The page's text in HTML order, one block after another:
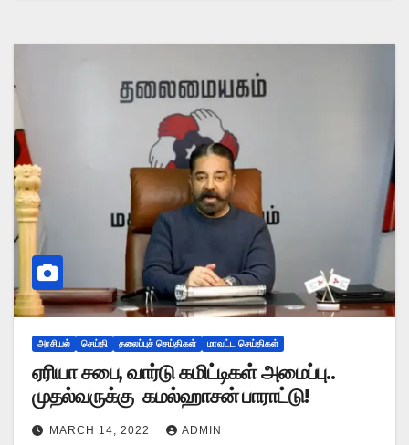
அரசியல் செய்தி தலைப்புச் செய்திகள் மாவட்ட செய்திகள்
ஏரியா சபை, வார்டு கமிட்டிகள் அமைப்பு..
முதல்வருக்கு கமல்ஹாசன் பாராட்டு!
MARCH 14, 2022 ADMIN